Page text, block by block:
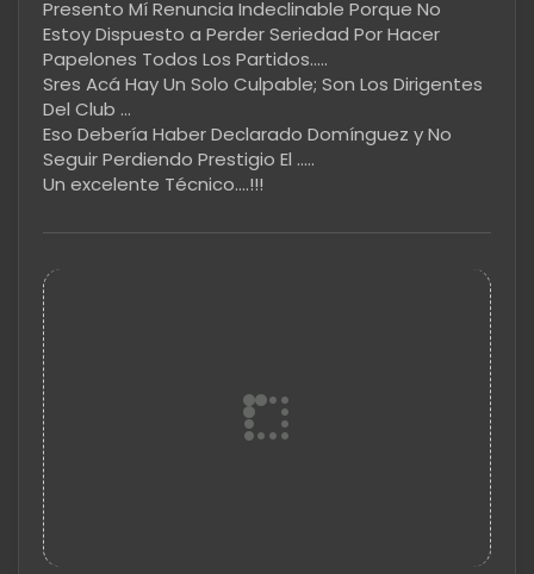
Presento Mí Renuncia Indeclinable Porque No
Estoy Dispuesto a Perder Seriedad Por Hacer
Papelones Todos Los Partidos.....
Sres Acá Hay Un Solo Culpable; Son Los Dirigentes
Del Club ...
Eso Debería Haber Declarado Domínguez y No
Seguir Perdiendo Prestigio El .....
Un excelente Técnico....!!!